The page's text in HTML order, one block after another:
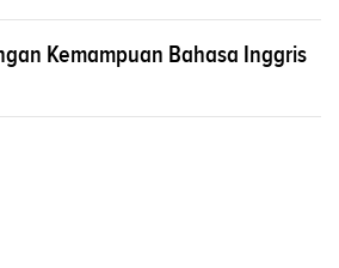
Kemampuan Bahasa Inggris